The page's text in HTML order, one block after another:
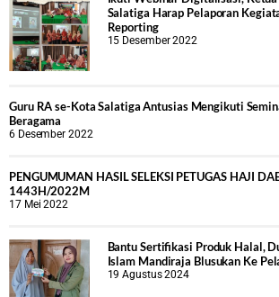
Salatiga Harap Pelaporan
Reporting
15 Desember 2022
Guru RA se-Kota Salatiga Antusias Mengikuti
Beragama
6 Desember 2022
PENGUMUMAN HASIL SELEKSI PETUGAS HAJI
1443H/2022M
17 Mei 2022
Bantu Sertifikasi Produk Halal,
Islam Mandiraja Blusukan Ke
19 Agustus 2024